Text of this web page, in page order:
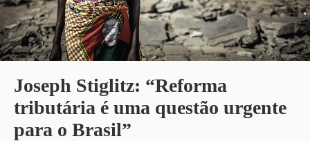
Joseph Stiglitz: “Reforma
tributária é uma questão urgente
para o Brasil”